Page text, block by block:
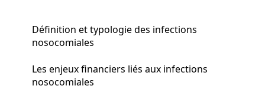
Définition et typologie des infections
nosocomiales
Les enjeux financiers liés aux infections
nosocomiales